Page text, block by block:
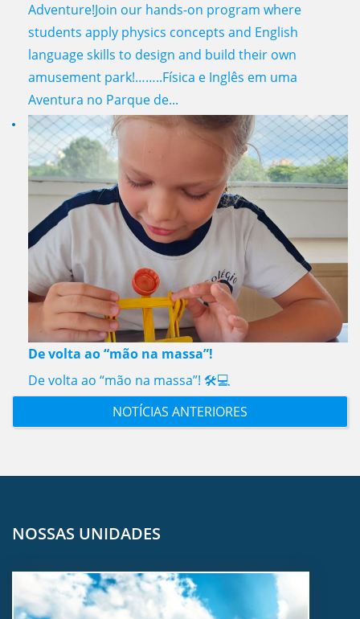
Adventure!Join our hands-on program where
students apply physics concepts and English
language skills to design and build their own
amusement park!……..Física e Inglês em uma
Aventura no Parque de...
De volta ao “mão na massa”!
De volta ao “mão na massa”! 🛠️💻
NOTÍCIAS ANTERIORES
NOSSAS UNIDADES